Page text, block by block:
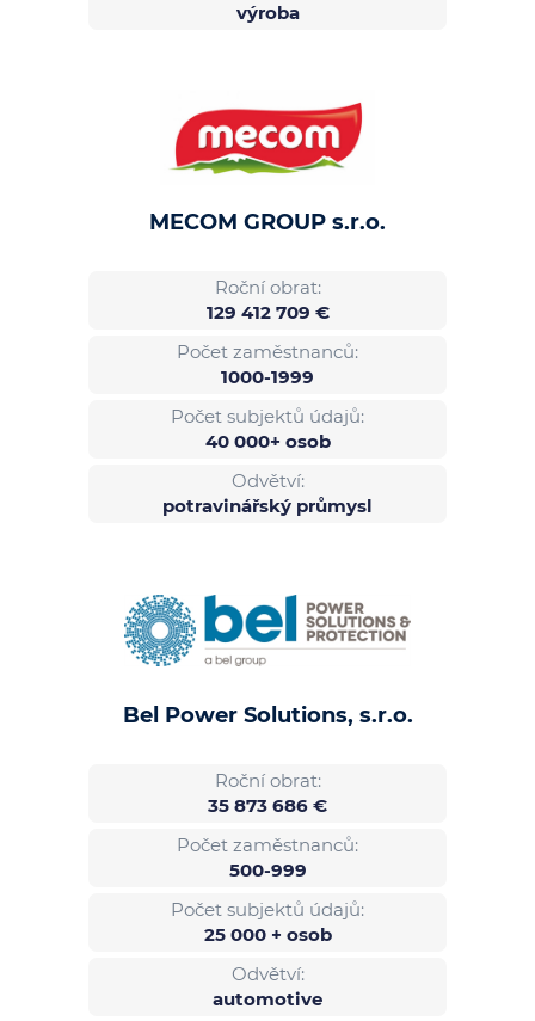
výroba
MECOM GROUP s.r.o.
Roční obrat:
129 412 709 €
Počet zaměstnanců:
1000-1999
Počet subjektů údajů:
40 000+ osob
Odvětví:
potravinářský průmysl
Bel Power Solutions, s.r.o.
Roční obrat:
35 873 686 €
Počet zaměstnanců:
500-999
Počet subjektů údajů:
25 000 + osob
Odvětví:
automotive